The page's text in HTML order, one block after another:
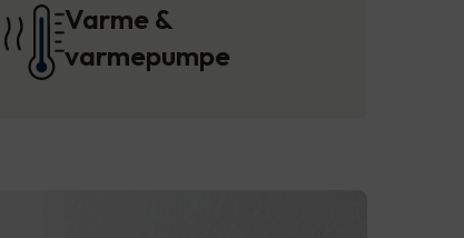
Varme &
varmepumpe